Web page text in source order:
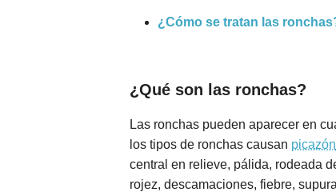
¿Cómo se tratan las
¿Qué son las ronchas?
Las ronchas pueden aparecer en
los tipos de ronchas causan picazón
central en relieve, pálida, rodeada
rojez, descamaciones, fiebre,